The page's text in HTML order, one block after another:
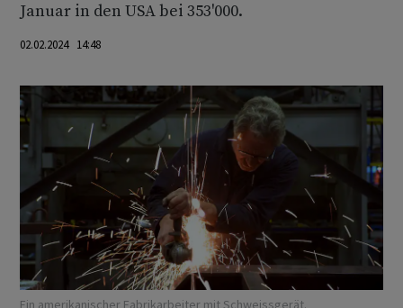
Januar in den USA bei 353'000.
02.02.2024 14:48